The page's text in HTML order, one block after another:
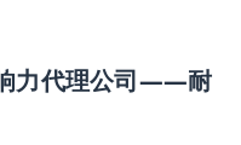
力代理公司——耐